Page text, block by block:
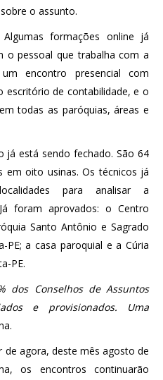
o assunto.
Algumas formações online já
o pessoal que trabalha com a
encontro presencial com
escritório de contabilidade, e o
todas as paróquias, áreas e
já está sendo fechado. São 64
em oito usinas. Os técnicos já
para analisar a
foram aprovados: o Centro
Santo Antônio e Sagrado
PE; a casa paroquial e a Cúria
PE.
dos Conselhos de Assuntos
e provisionados. Uma
de agora, deste mês agosto de
os encontros continuarão